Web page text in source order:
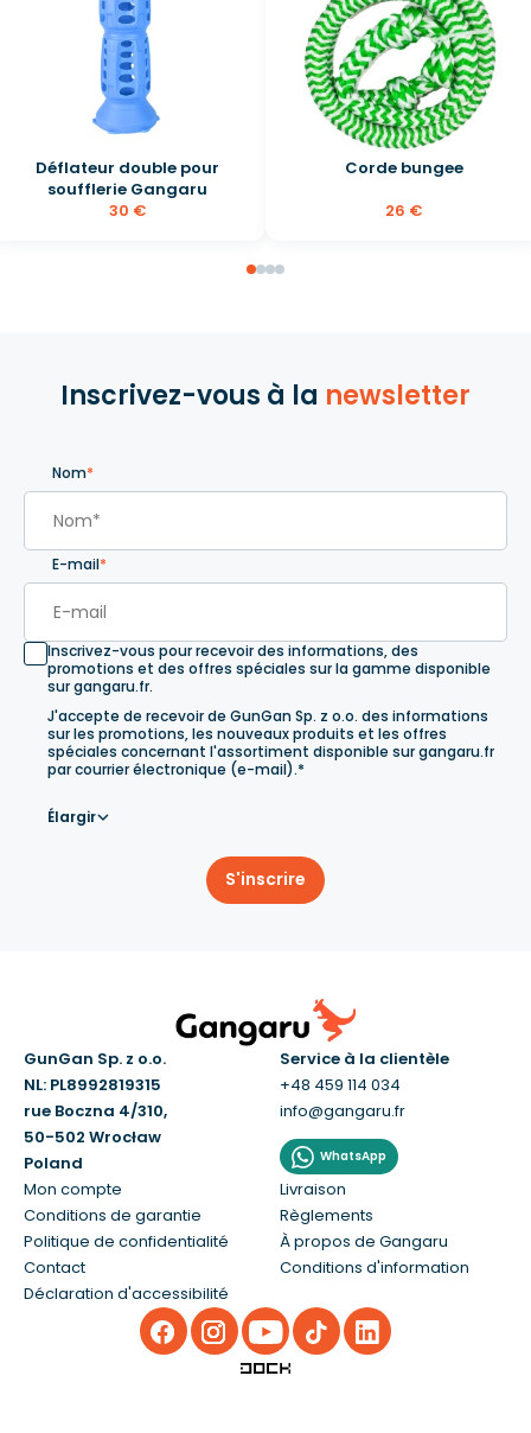
Déflateur double pour
soufflerie Gangaru
30 €
Corde bungee
26 €
Inscrivez-vous à la newsletter
Nom*
E-mail*
Inscrivez-vous pour recevoir des informations, des
promotions et des offres spéciales sur la gamme disponible
sur gangaru.fr.
J'accepte de recevoir de GunGan Sp. z o.o. des informations
sur les promotions, les nouveaux produits et les offres
spéciales concernant l'assortiment disponible sur gangaru.fr
par courrier électronique (e-mail).*
Élargir
S'inscrire
GunGan Sp. z o.o.
NL: PL8992819315
rue Boczna 4/310,
50-502 Wrocław
Poland
Service à la clientèle
+48 459 114 034
info@gangaru.fr
WhatsApp
Mon compte
Livraison
Conditions de garantie
Règlements
Politique de confidentialité
À propos de Gangaru
Contact
Conditions d'information
Déclaration d'accessibilité